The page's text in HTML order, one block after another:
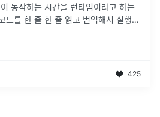
동작하는 시간을 런타임이라고 하는
드를 한 줄 한 줄 읽고 번역해서 실행을
425